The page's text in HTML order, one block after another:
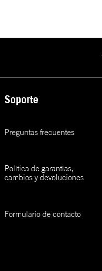
Soporte
Preguntas frecuentes
Política de garantías,
cambios y devoluciones
Formulario de contacto